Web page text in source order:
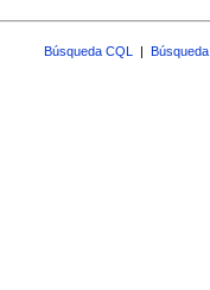
Búsqueda CQL